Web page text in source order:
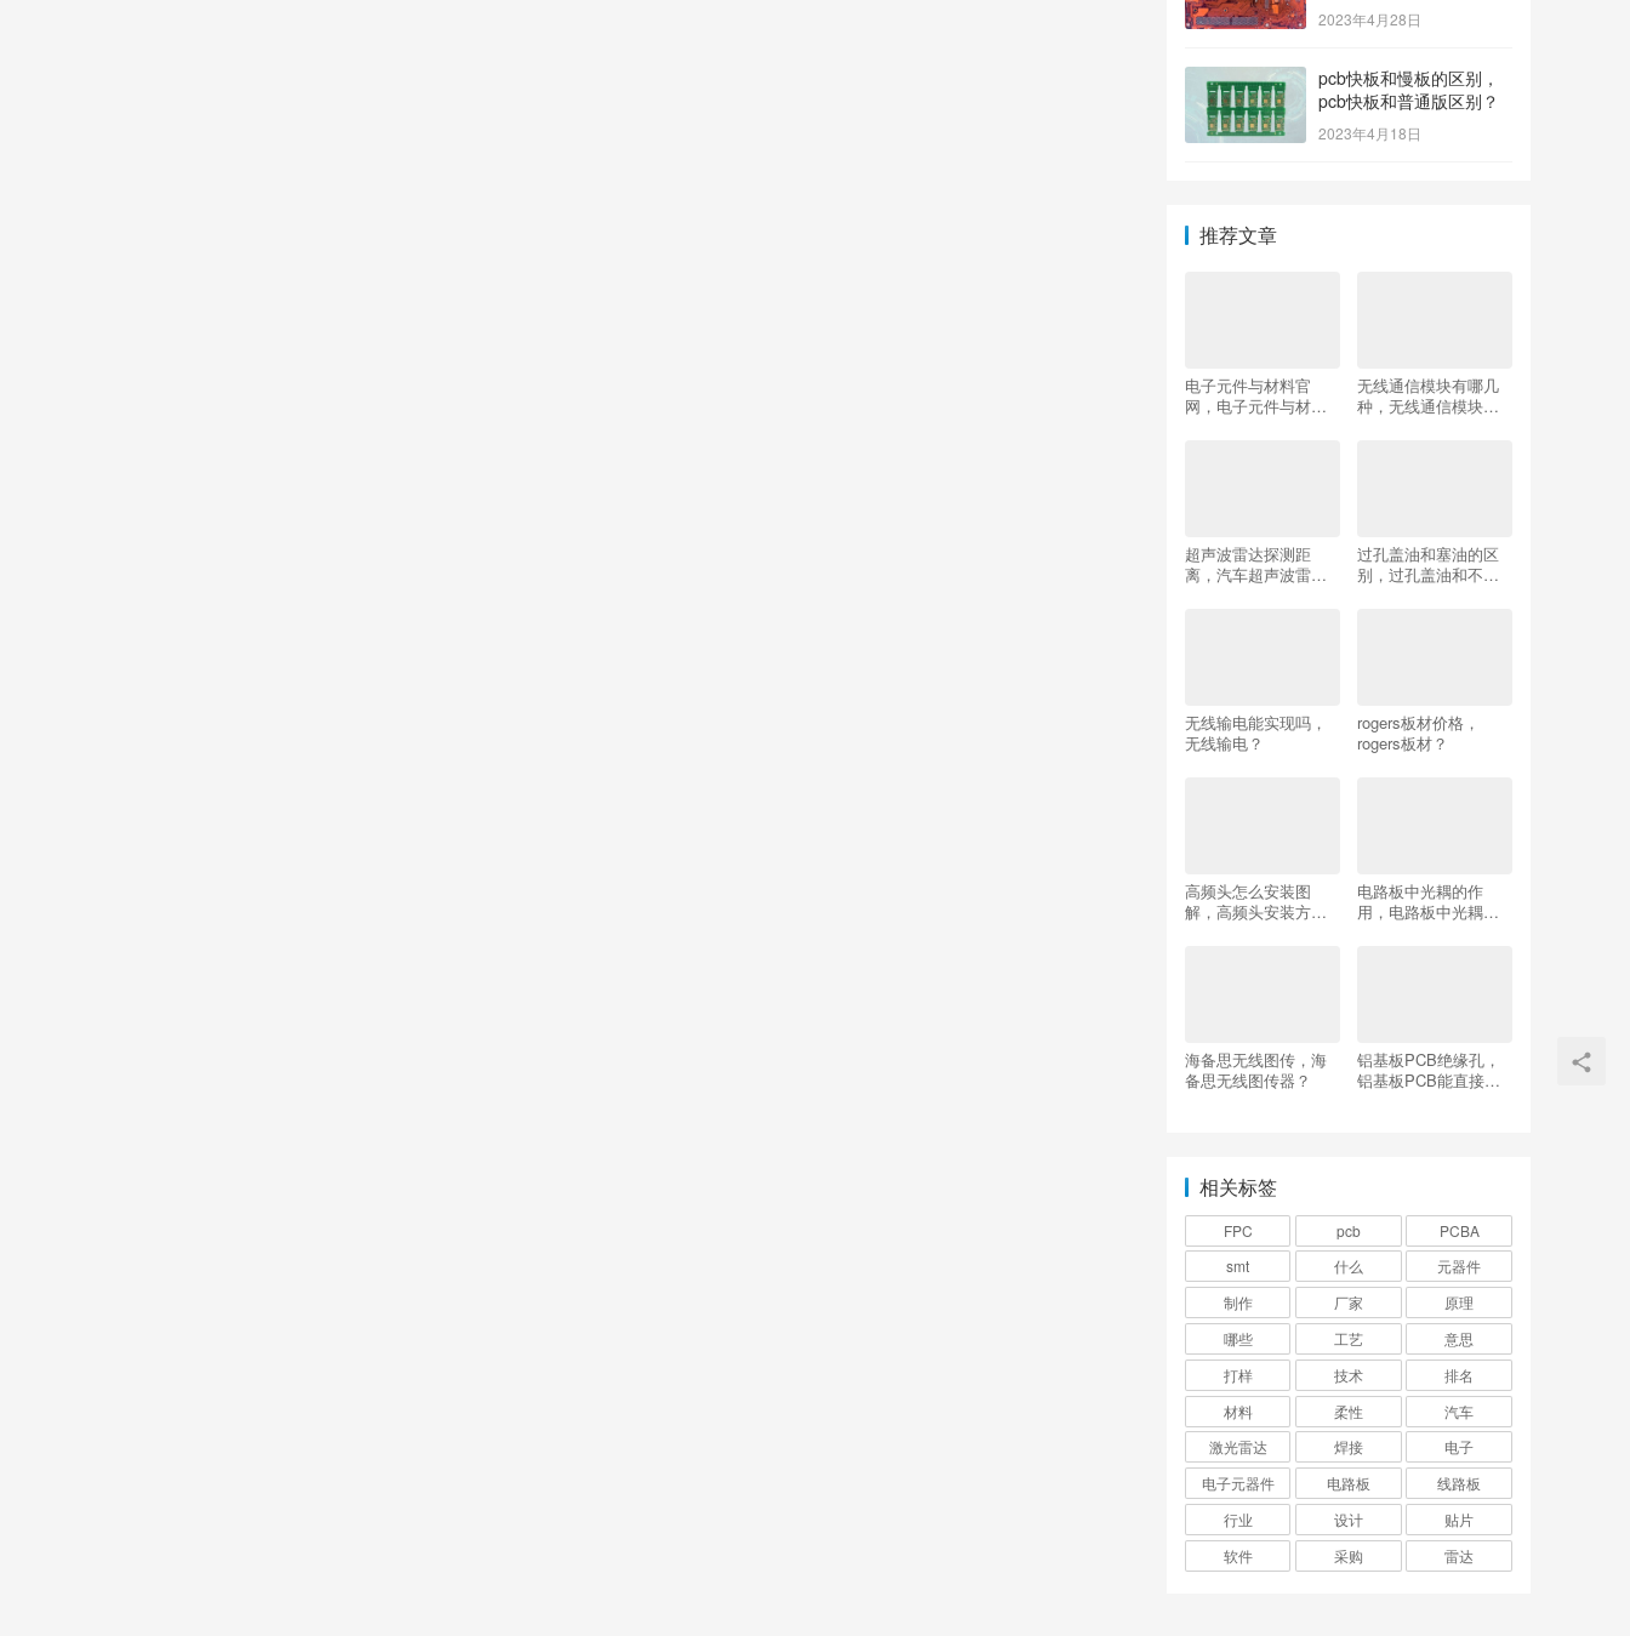
2023年4月28日
pcb快板和慢板的区别，
pcb快板和普通版区别？
2023年4月18日
推荐文章
电子元件与材料官
网，电子元件与材料
无线通信模块有哪几
种，无线通信模块有
超声波雷达探测距
离，汽车超声波雷达
过孔盖油和塞油的区
别，过孔盖油和不盖
无线输电能实现吗，
无线输电？
rogers板材价格，
rogers板材？
高频头怎么安装图
解，高频头安装方
电路板中光耦的作
用，电路板中光耦的
海备思无线图传，海
备思无线图传器？
铝基板PCB绝缘孔，
铝基板PCB能直接过
相关标签
FPC pcb
PCBA
smt
什么
元器件
制作
厂家
原理
哪些
工艺
意思
打样
技术
排名
材料
柔性
汽车
激光雷达
焊接
电子
电子元器件
电路板
线路板
行业
设计
贴片
软件
采购 雷达